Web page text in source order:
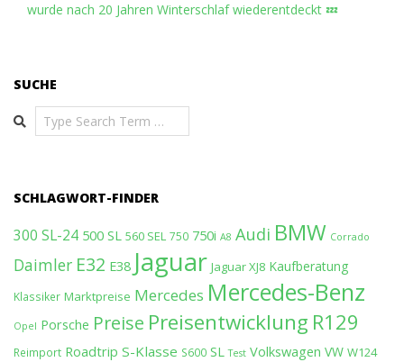
wurde nach 20 Jahren Winterschlaf wiederentdeckt 💤
SUCHE
Search
SCHLAGWORT-FINDER
300 SL-24 500 SL 560 SEL 750 750i A8 Audi BMW Corrado
Daimler E32 E38 Jaguar Jaguar XJ8 Kaufberatung
Klassiker Marktpreise Mercedes Mercedes-Benz
Opel Porsche Preise Preisentwicklung R129
Reimport Roadtrip S-Klasse S600 SL Test Volkswagen VW W124